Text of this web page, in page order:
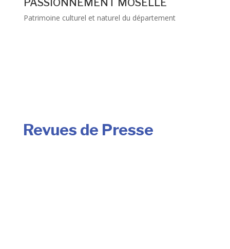
PASSIONNEMENT MOSELLE
Patrimoine culturel et naturel du département
Revues de Presse